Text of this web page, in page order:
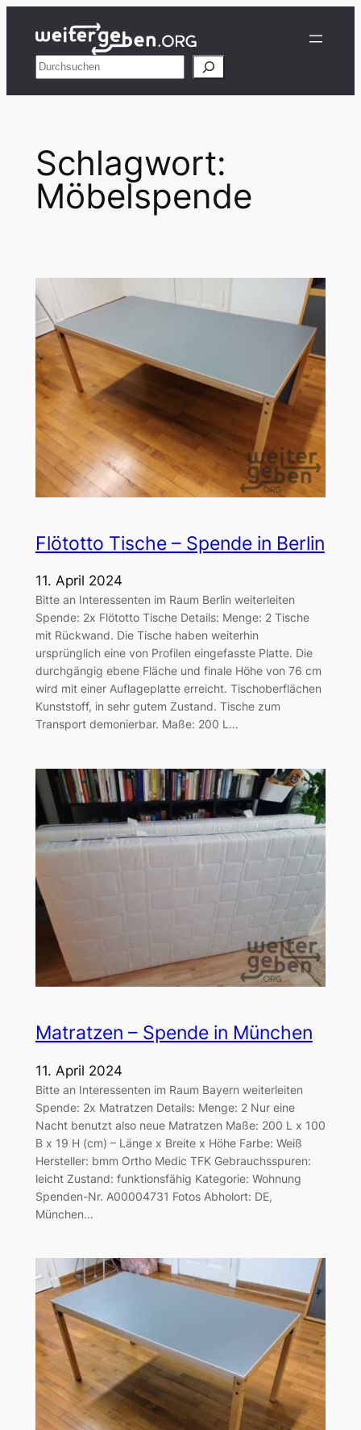
Inhalt
springenSuchen
Schlagwort:
Möbelspende
Flötotto Tische – Spende in Berlin
11. April 2024
Bitte an Interessenten im Raum Berlin weiterleiten
Spende: 2x Flötotto Tische Details: Menge: 2 Tische
mit Rückwand. Die Tische haben weiterhin
ursprünglich eine von Profilen eingefasste Platte. Die
durchgängig ebene Fläche und finale Höhe von 76 cm
wird mit einer Auflageplatte erreicht. Tischoberflächen
Kunststoff, in sehr gutem Zustand. Tische zum
Transport demonierbar. Maße: 200 L…
Matratzen – Spende in München
11. April 2024
Bitte an Interessenten im Raum Bayern weiterleiten
Spende: 2x Matratzen Details: Menge: 2 Nur eine
Nacht benutzt also neue Matratzen Maße: 200 L x 100
B x 19 H (cm) – Länge x Breite x Höhe Farbe: Weiß
Hersteller: bmm Ortho Medic TFK Gebrauchsspuren:
leicht Zustand: funktionsfähig Kategorie: Wohnung
Spenden-Nr. A00004731 Fotos Abholort: DE,
München…